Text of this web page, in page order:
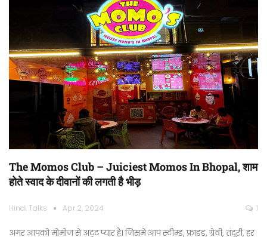
The Momos Club – Juiciest Momos In Bhopal, शाम
होते स्वाद के दीवानों की लगती है भीड़
Hindi Talks Apr 2, 2024 1
अगर आपको मोमोज से अटूट प्यार है। जिसमें आप स्टीम्ड, फ्राइड, ग्रेवी, तंदूरी, हर